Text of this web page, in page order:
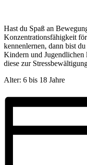
Hast du Spaß an
Konzentrationsfähigkeit
kennenlernen, dann bist
Kindern und Jugendlichen
diese zur
Alter: 6 bis 18 Jahre